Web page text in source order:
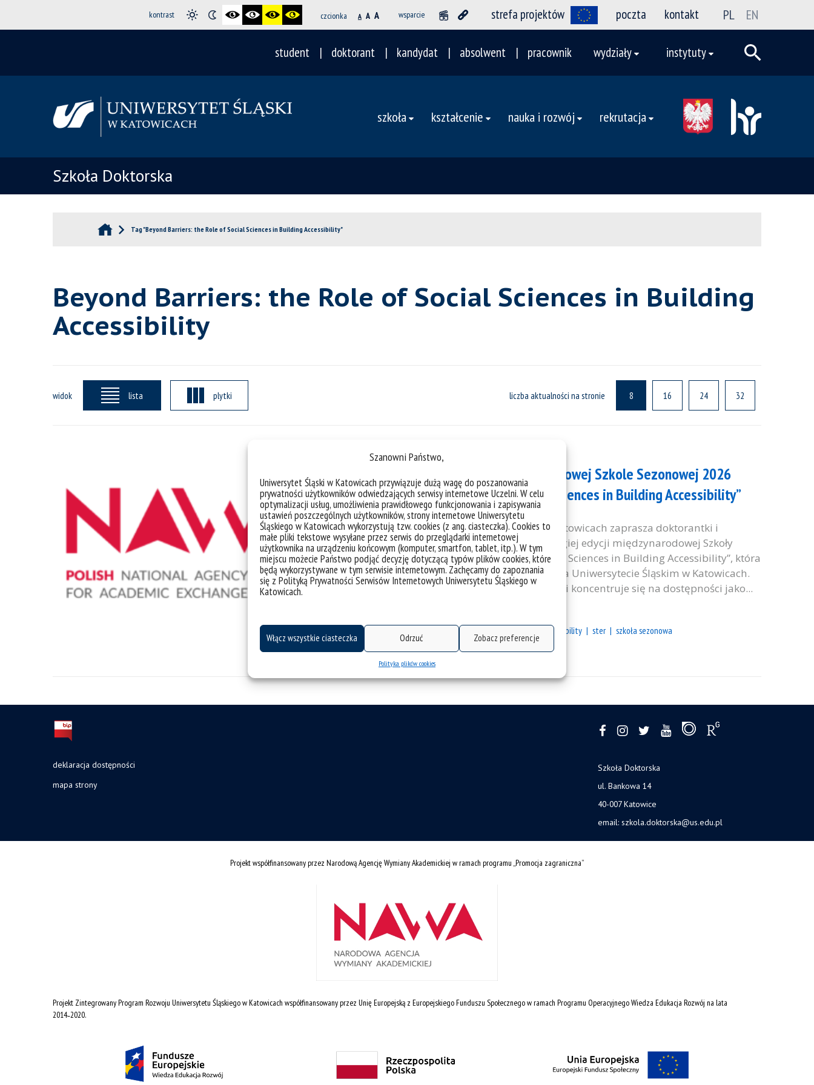
Szanowni Państwo,
Uniwersytet Śląski w Katowicach przywiązuje dużą wagę do poszanowania
prywatności użytkowników odwiedzających serwisy internetowe Uczelni. W celu
optymalizacji usług, umożliwienia prawidłowego funkcjonowania i zapisywania
ustawień poszczególnych użytkowników, strony internetowe Uniwersytetu
Śląskiego w Katowicach wykorzystują tzw. cookies (z ang. ciasteczka). Cookies to
małe pliki tekstowe wysyłane przez serwis do przeglądarki internetowej
użytkownika na urządzeniu końcowym (komputer, smartfon, tablet, itp.). W tym
miejscu możecie Państwo podjąć decyzję dotyczącą typów plików cookies, które
będą wykorzystywane w tym serwisie internetowym. Zachęcamy do zapoznania
się z Polityką Prywatności Serwisów Internetowych Uniwersytetu Śląskiego w
Katowicach.
Włącz wszystkie ciasteczka Odrzuć Zobacz preferencje
Polityka plików cookies
kontrast czcionka A A A wsparcie strefa projektów poczta kontakt PL EN
student doktorant kandydat absolwent pracownik wydziały instytuty
szkoła kształcenie nauka i rozwój rekrutacja
Szkoła Doktorska
Tag "Beyond Barriers: the Role of Social Sciences in Building Accessibility"
Beyond Barriers: the Role of Social Sciences in Building
Accessibility
widok lista plytki liczba aktualności na stronie 8 16 24 32
Zaproszenie do udziału w Międzynarodowej Szkole Sezonowej 2026
„Beyond Barriers: the Role of Social Sciences in Building Accessibility”
Szkoła Doktorska Uniwersytetu Śląskiego w Katowicach zaprasza doktorantki i
doktorantów z całej Europy do udziału w drugiej edycji międzynarodowej Szkoły
Sezonowej „Beyond Barriers: the Role of Social Sciences in Building Accessibility”, która
odbędzie się w dniach 8–12 czerwca 2026 r. na Uniwersytecie Śląskim w Katowicach.
Wydarzenie ma charakter interdyscyplinarny i koncentruje się na dostępności jako...
beyond barriers: the role of social sciences in building accessibility ster szkoła sezonowa
deklaracja dostępności
mapa strony
Szkoła Doktorska
ul. Bankowa 14
40-007 Katowice
email: szkola.doktorska@us.edu.pl
Projekt współfinansowany przez Narodową Agencję Wymiany Akademickiej w ramach programu „Promocja zagraniczna”
Projekt Zintegrowany Program Rozwoju Uniwersytetu Śląskiego w Katowicach współfinansowany przez Unię Europejską z Europejskiego Funduszu Społecznego w ramach Programu Operacyjnego Wiedza Edukacja Rozwój na lata
2014˗2020.